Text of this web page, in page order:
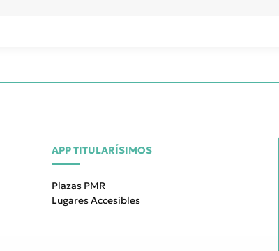
APP TITULARÍSIMOS
Plazas PMR
Lugares Accesibles